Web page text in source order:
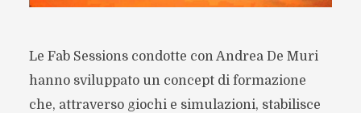
Le Fab Sessions condotte con Andrea De Muri
hanno sviluppato un concept di formazione
che, attraverso giochi e simulazioni, stabilisce